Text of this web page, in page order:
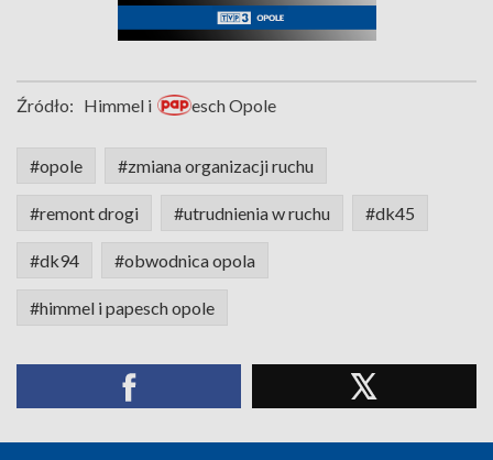
Źródło: Himmel i esch Opole
#opole #zmiana organizacji ruchu
#remont drogi #utrudnienia w ruchu #dk45
#dk94 #obwodnica opola
#himmel i papesch opole